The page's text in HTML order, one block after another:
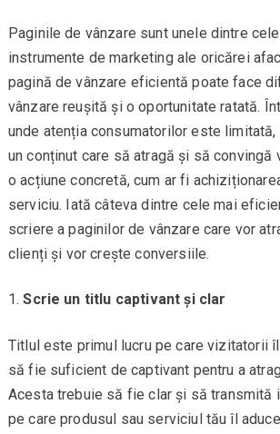
Paginile de vânzare sunt unele dintre
instrumente de marketing ale oricărei
pagină de vânzare eficientă poate face
vânzare reușită și o oportunitate ratată.
unde atenția consumatorilor este
un conținut care să atragă și să
o acțiune concretă, cum ar fi
serviciu. Iată câteva dintre cele mai
scriere a paginilor de vânzare care vor
clienți și vor crește conversiile.
Scrie un titlu captivant și clar
Titlul este primul lucru pe care vizitatorii
să fie suficient de captivant pentru a
Acesta trebuie să fie clar și să transmită
pe care produsul sau serviciul tău îl